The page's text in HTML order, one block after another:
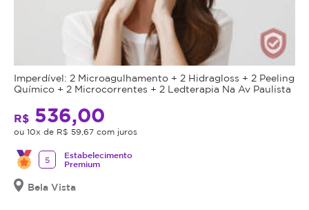
Imperdível: 2 Microagulhamento + 2 Hidragloss + 2 Peeling
Químico + 2 Microcorrentes + 2 Ledterapia Na Av Paulista
R$ 536,00
ou 10x de R$ 59,67 com juros
5
Estabelecimento
Premium
Bela Vista